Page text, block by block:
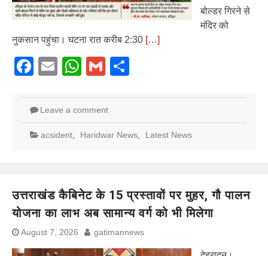
बोल्डर गिरने से
मंदिर को
नुकसान पहुंचा। घटना रात करीब 2:30 […]
Facebook
EmailWhatsApp
Gmail
Leave a comment
acsident Haridwar News Latest News
उत्तराखंड कैबिनेट के 15 प्रस्तावों पर मुहर, गौ पालन
योजना का लाभ अब सामान्य वर्ग को भी मिलेगा
August 7, 2026 gatimannews